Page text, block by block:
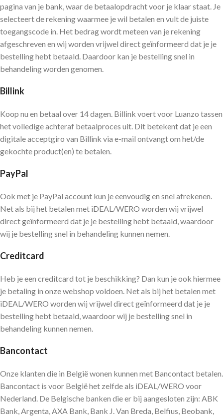
pagina van je bank, waar de betaalopdracht voor je klaar staat. Je
selecteert de rekening waarmee je wil betalen en vult de juiste
toegangscode in. Het bedrag wordt meteen van je rekening
afgeschreven en wij worden vrijwel direct geïnformeerd dat je je
bestelling hebt betaald. Daardoor kan je bestelling snel in
behandeling worden genomen.
Billink
Koop nu en betaal over 14 dagen. Billink voert voor Luanzo tassen
het volledige achteraf betaalproces uit. Dit betekent dat je een
digitale acceptgiro van Billink via e-mail ontvangt om het/de
gekochte product(en) te betalen.
PayPal
Ook met je PayPal account kun je eenvoudig en snel afrekenen.
Net als bij het betalen met iDEAL/WERO worden wij vrijwel
direct geïnformeerd dat je je bestelling hebt betaald, waardoor
wij je bestelling snel in behandeling kunnen nemen.
Creditcard
Heb je een creditcard tot je beschikking? Dan kun je ook hiermee
je betaling in onze webshop voldoen. Net als bij het betalen met
iDEAL/WERO worden wij vrijwel direct geïnformeerd dat je je
bestelling hebt betaald, waardoor wij je bestelling snel in
behandeling kunnen nemen.
Bancontact
Onze klanten die in België wonen kunnen met Bancontact betalen.
Bancontact is voor België het zelfde als iDEAL/WERO voor
Nederland. De Belgische banken die er bij aangesloten zijn: ABK
Bank, Argenta, AXA Bank, Bank J. Van Breda, Belfius, Beobank,